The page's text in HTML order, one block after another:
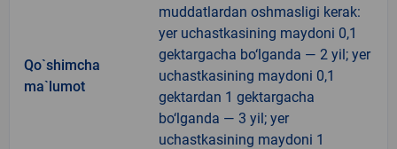
Qo`shimcha
ma`lumot
muddatlardan oshmasligi kerak:
yer uchastkasining maydoni 0,1
gektargacha bo‘lganda — 2 yil; yer
uchastkasining maydoni 0,1
gektardan 1 gektargacha
bo‘lganda — 3 yil; yer
uchastkasining maydoni 1